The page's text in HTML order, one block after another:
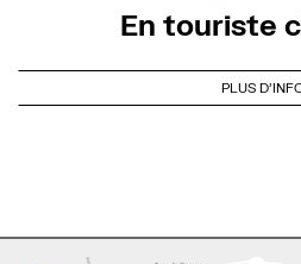
En touriste
PLUS